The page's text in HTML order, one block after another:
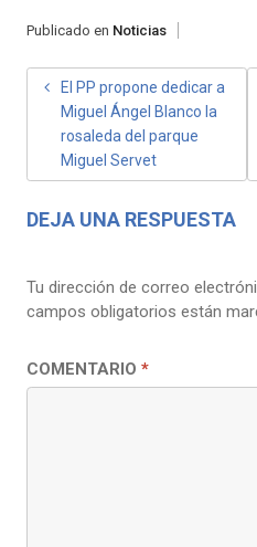
Publicado en Noticias
NAVEGACIÓN
ENTRADAS
El PP propone dedicar a
Miguel Ángel Blanco la
rosaleda del parque
Miguel Servet
DEJA UNA RESPUESTA
Tu dirección de correo
campos obligatorios están
COMENTARIO *